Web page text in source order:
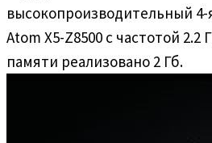
высокопроизводительный
Atom X5-Z8500 с частотой 2.2
памяти реализовано 2 Гб.